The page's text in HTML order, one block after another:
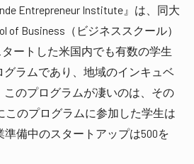
Entrepreneur Institute』は、同大
of Business（ビジネススクール）
タートした米国内でも有数の学生
ラムであり、地域のインキュベ
のプログラムが凄いのは、その
このプログラムに参加した学生は
準備中のスタートアップは500を